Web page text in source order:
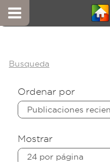
Busqueda
Ordenar por
Publicaciones
Mostrar
24 por página